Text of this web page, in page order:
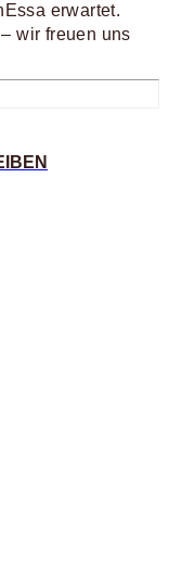
erwartet.
wir freuen uns